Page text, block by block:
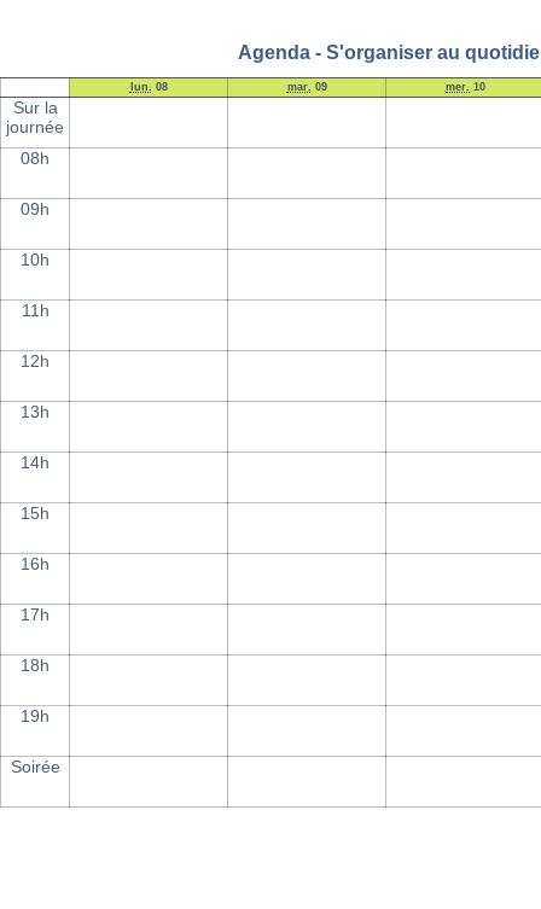
Agenda - S'organiser au
lun. 08 mar. 09 mer. 10
Sur la
journée
08h
09h
10h
11h
12h
13h
14h
15h
16h
17h
18h
19h
Soirée